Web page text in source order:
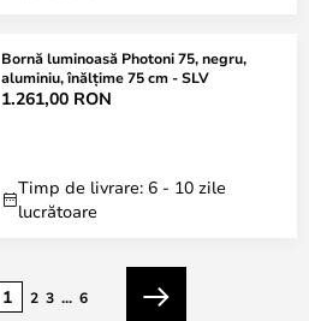
Bornă luminoasă Photoni 75, negru,
aluminiu, înălțime 75 cm - SLV
1.261,00 RON
Timp de livrare: 6 - 10 zile
lucrătoare
1 2 3 ... 6
Următorul